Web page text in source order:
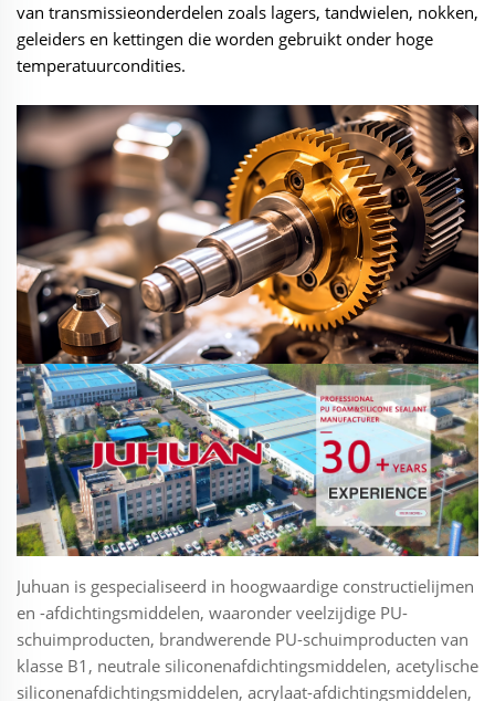
van transmissieonderdelen zoals lagers, tandwielen, nokken,
geleiders en kettingen die worden gebruikt onder hoge
temperatuurcondities.
Juhuan is gespecialiseerd in hoogwaardige constructielijmen
en -afdichtingsmiddelen, waaronder veelzijdige PU-
schuimproducten, brandwerende PU-schuimproducten van
klasse B1, neutrale siliconenafdichtingsmiddelen, acetylische
siliconenafdichtingsmiddelen, acrylaat-afdichtingsmiddelen,